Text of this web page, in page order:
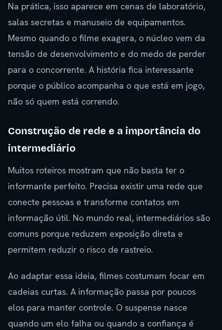
Na prática, isso aparece em cenas de laboratório,
salas secretas e manuseio de equipamentos.
Mesmo quando o filme exagera, o núcleo vem da
tensão de desenvolvimento e do medo de perder
para o concorrente. A história fica interessante
porque o público acompanha o que está em jogo,
não só quem está correndo.
Construção de rede e a importância do
intermediário
Muitos roteiros mostram que não basta ter o
informante perfeito. Precisa existir uma rede que
conecte pessoas e transforme contatos em
informação útil. No mundo real, intermediários são
comuns porque reduzem exposição direta e
permitem reduzir o risco de rastreio.
Ao adaptar essa ideia, filmes costumam focar em
cadeias curtas. A informação passa por poucos
elos para manter controle. O suspense nasce
quando um elo falha ou quando a confiança é